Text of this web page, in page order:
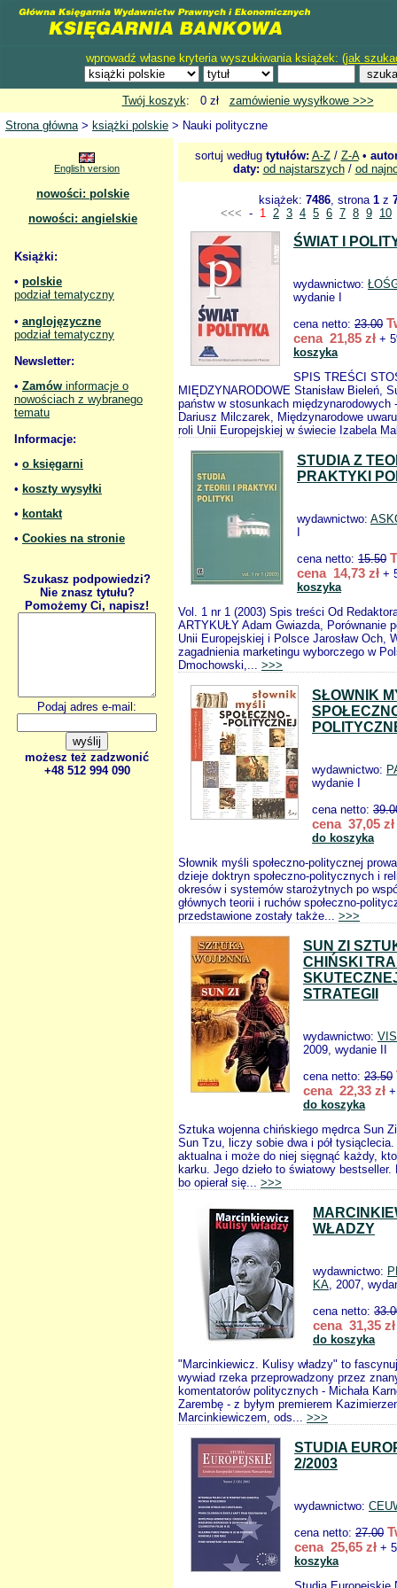
wprowadź własne kryteria wyszukiwania książek: (jak
Twój koszyk: 0 zł zamówienie wysyłkowe >>>
Strona główna> książki polskie > Nauki polityczne
English version
nowości: polskie
nowości: angielskie
Książki:
• polskie
podział tematyczny
• anglojęzyczne
podział tematyczny
Newsletter:
• Zamów informacje o
nowościach z wybranego
tematu
Informacje:
• o księgarni
• koszty wysyłki
• kontakt
• Cookies na stronie
Szukasz podpowiedzi?
Nie znasz tytułu?
Pomożemy Ci, napisz!
Podaj adres e-mail:
możesz też zadzwonić
+48 512 994 090
sortuj według tytułów: A-Z/ Z-A•
daty: od najstarszych/ od
książek: 7486, strona 1 z
<<< - 1 2 3 4 5 6 7 8 9 10
ŚWIAT I
wydawnictwo:
wydanie I
cena netto: 23.00
cena 21,85 zł +
koszyka
SPIS TREŚCI
MIĘDZYNARODOWE Stanisław Bieleń,
państw w stosunkach międzynarodowych
Dariusz Milczarek, Międzynarodowe
roli Unii Europejskiej w świecie Izabela
STUDIA Z
PRAKTYKI
wydawnictwo:
cena netto: 15.50
cena 14,73 zł +
koszyka
Vol. 1 nr 1 (2003) Spis treści Od
ARTYKUŁY Adam Gwiazda, Porównanie
Unii Europejskiej i Polsce Jarosław Och,
zagadnienia marketingu wyborczego w
Dmochowski,... >>>
SŁOWNIK
wydawnictwo:
wydanie I
cena netto:
cena 37,05 zł
do koszyka
Słownik myśli społeczno-politycznej
dzieje doktryn społeczno-politycznych i
okresów i systemów starożytnych po
głównych teorii i ruchów społeczno-
przedstawione zostały także... >>>
SUN ZI
CHIŃSKI
STRATEGII
wydawnictwo:
2009, wydanie II
cena netto: 23.50
cena 22,33 zł
do koszyka
Sztuka wojenna chińskiego mędrca Sun
Sun Tzu, liczy sobie dwa i pół
aktualna i może do niej sięgnąć każdy, kto
karku. Jego dzieło to światowy bestseller.
bo opierał się... >>>
WŁADZY
wydawnictwo:
KA, 2007,
cena netto:
cena 31,35 zł
do koszyka
"Marcinkiewicz. Kulisy władzy" to
wywiad rzeka przeprowadzony przez
komentatorów politycznych - Michała
Zarembę - z byłym premierem
Marcinkiewiczem, ods... >>>
STUDIA
2/2003
wydawnictwo:
cena netto: 27.00
cena 25,65 zł +
koszyka